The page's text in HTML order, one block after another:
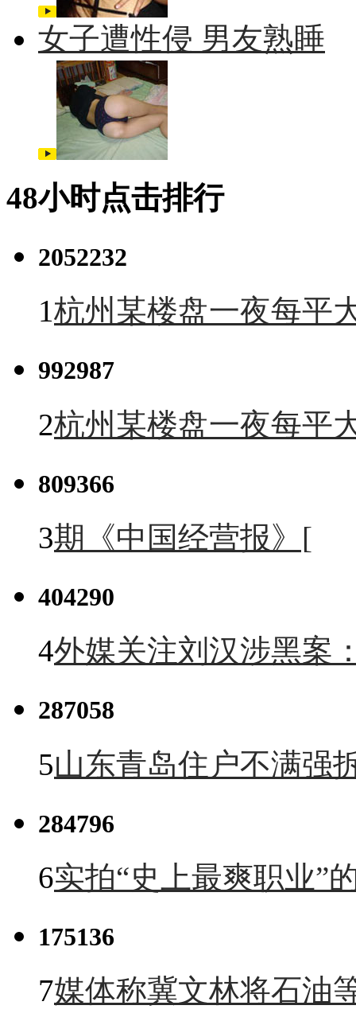
女子遭性侵 男友熟睡
48小时点击排行
2052232
1杭州某楼盘一夜每平
992987
2杭州某楼盘一夜每平
809366
3期《中国经营报》[
404290
4外媒关注刘汉涉黑案
287058
5山东青岛住户不满强
284796
6实拍“史上最爽职业”
175136
7媒体称冀文林将石油